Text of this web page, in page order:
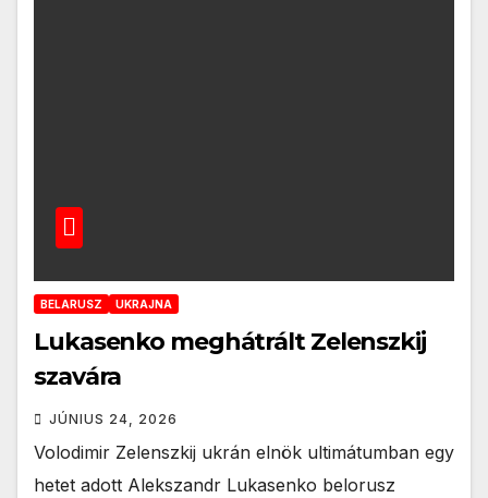
BELARUSZ UKRAJNA
Lukasenko meghátrált Zelenszkij
szavára
JÚNIUS 24, 2026
Volodimir Zelenszkij ukrán elnök ultimátumban egy
hetet adott Alekszandr Lukasenko belorusz